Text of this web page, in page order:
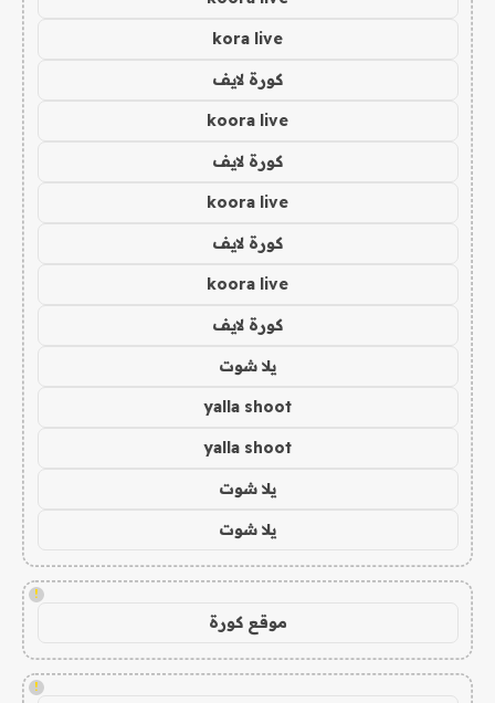
kora live
كورة لايف
koora live
كورة لايف
koora live
كورة لايف
koora live
كورة لايف
يلا شوت
yalla shoot
yalla shoot
يلا شوت
يلا شوت
!
موقع كورة
!